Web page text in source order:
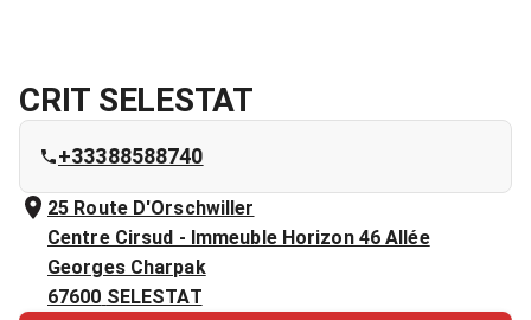
CRIT SELESTAT
+33388588740
25 Route D'Orschwiller
Centre Cirsud - Immeuble Horizon 46 Allée
Georges Charpak
67600 SELESTAT